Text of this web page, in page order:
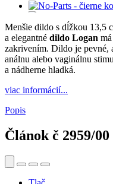
Menšie dildo s dĺžkou 13,5
a elegantné dildo Logan
zakrivením. Dildo je pevné,
análnu alebo vaginálnu
a nádherne hladká.
viac informácií...
Popis
Článok č 2959/00